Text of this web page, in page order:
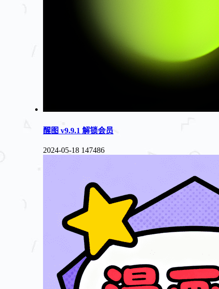
醒图 v9.9.1 解锁会员
2024-05-18 147486